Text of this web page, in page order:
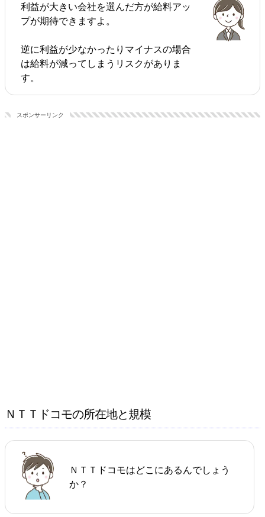
利益が大きい会社を選んだ方が給料アッ
プが期待できますよ。
逆に利益が少なかったりマイナスの場合
は給料が減ってしまうリスクがありま
す。
スポンサーリンク
ＮＴＴドコモの所在地と規模
ＮＴＴドコモはどこにあるんでしょう
か？